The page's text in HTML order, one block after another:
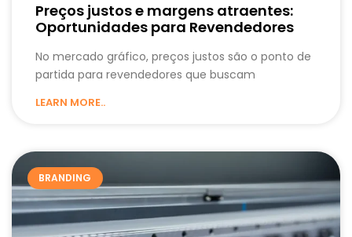
Preços justos e margens atraentes:
Oportunidades para Revendedores
No mercado gráfico, preços justos são o ponto de
partida para revendedores que buscam
LEARN MORE..
BRANDING